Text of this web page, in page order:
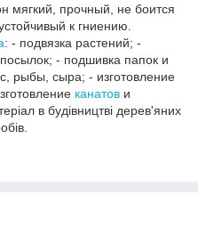
мягкий, прочный, не боится
к гниению.
: - подвязка растений; -
- подшивка папок и
рыбы, сыра; - изготовление
канатов и
в будівництві дерев'яних